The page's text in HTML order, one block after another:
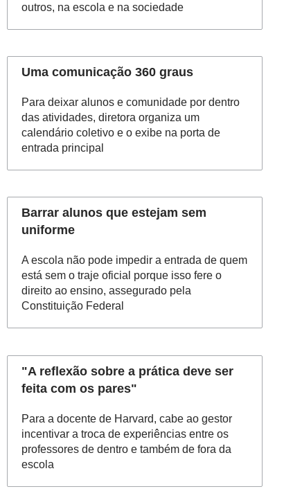
outros, na escola e na sociedade
Uma comunicação 360 graus
Para deixar alunos e comunidade por dentro
das atividades, diretora organiza um
calendário coletivo e o exibe na porta de
entrada principal
Barrar alunos que estejam sem
uniforme
A escola não pode impedir a entrada de quem
está sem o traje oficial porque isso fere o
direito ao ensino, assegurado pela
Constituição Federal
"A reflexão sobre a prática deve ser
feita com os pares"
Para a docente de Harvard, cabe ao gestor
incentivar a troca de experiências entre os
professores de dentro e também de fora da
escola